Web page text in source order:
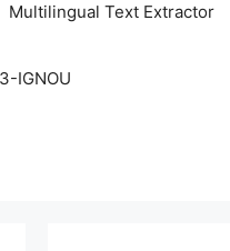
Multilingual Text Extractor
IGNOU